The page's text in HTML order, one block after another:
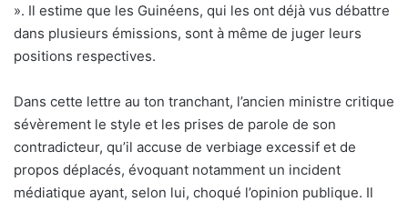
». Il estime que les Guinéens, qui les ont déjà vus débattre
dans plusieurs émissions, sont à même de juger leurs
positions respectives.
Dans cette lettre au ton tranchant, l’ancien ministre critique
sévèrement le style et les prises de parole de son
contradicteur, qu’il accuse de verbiage excessif et de
propos déplacés, évoquant notamment un incident
médiatique ayant, selon lui, choqué l’opinion publique. Il